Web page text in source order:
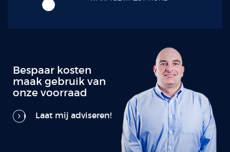
Bespaar kosten
maak gebruik van
onze voorraad
Laat mij adviseren!